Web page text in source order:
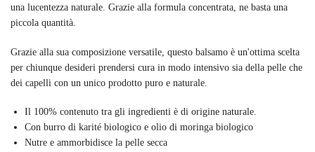
una lucentezza naturale. Grazie alla formula concentrata, ne basta una
piccola quantità.
Grazie alla sua composizione versatile, questo balsamo è un'ottima scelta
per chiunque desideri prendersi cura in modo intensivo sia della pelle che
dei capelli con un unico prodotto puro e naturale.
Il 100% contenuto tra gli ingredienti è di origine naturale.
Con burro di karité biologico e olio di moringa biologico
Nutre e ammorbidisce la pelle secca